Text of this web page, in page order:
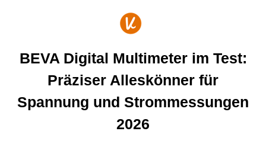
BEVA Digital Multimeter im Test:
Präziser Alleskönner für
Spannung und Strommessungen
2026